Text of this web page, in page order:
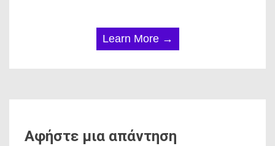
Learn More →
Αφήστε μια απάντηση